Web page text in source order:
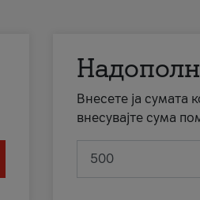
Внесете ја сумата
внесувајте сума